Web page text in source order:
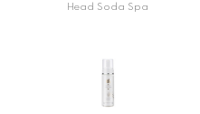
Head Soda Spa